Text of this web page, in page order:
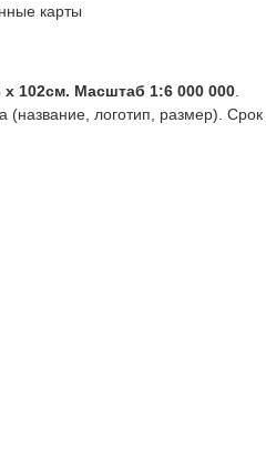
карты
x 102см. Масштаб 1:6 000 000
логотип, размер). Срок